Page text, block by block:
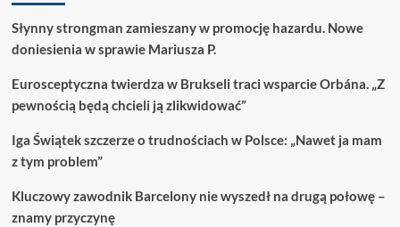
Słynny strongman zamieszany w promocję hazardu. Nowe
doniesienia w sprawie Mariusza P.
Eurosceptyczna twierdza w Brukseli traci wsparcie Orbána. „Z
pewnością będą chcieli ją zlikwidować”
Iga Świątek szczerze o trudnościach w Polsce: „Nawet ja mam
z tym problem”
Kluczowy zawodnik Barcelony nie wyszedł na drugą połowę –
znamy przyczynę